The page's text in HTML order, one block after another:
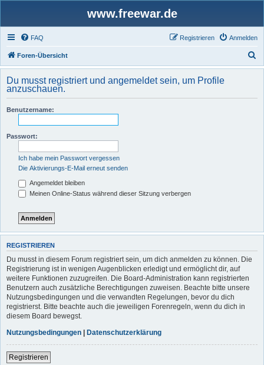
www.freewar.de
FAQ Anmelden
Registrieren
Foren-Übersicht
u
h
Du musst registriert und angemeldet sein, um Profile
anzuschauen.
Benutzername:
Passwort:
Ich habe mein Passwort vergessen
Die Aktivierungs-E-Mail erneut senden
Angemeldet bleiben
Meinen Online-Status während dieser Sitzung verbergen
REGISTRIEREN
Du musst in diesem Forum registriert sein, um dich anmelden zu können. Die
Registrierung ist in wenigen Augenblicken erledigt und ermöglicht dir, auf
weitere Funktionen zuzugreifen. Die Board-Administration kann registrierten
Benutzern auch zusätzliche Berechtigungen zuweisen. Beachte bitte unsere
Nutzungsbedingungen und die verwandten Regelungen, bevor du dich
registrierst. Bitte beachte auch die jeweiligen Forenregeln, wenn du dich in
diesem Board bewegst.
Nutzungsbedingungen | Datenschutzerklärung
Registrieren